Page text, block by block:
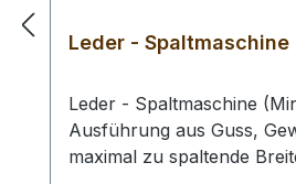
Leder - Spaltmaschine
Leder - Spaltmaschine
Ausführung aus Guss,
maximal zu spaltende